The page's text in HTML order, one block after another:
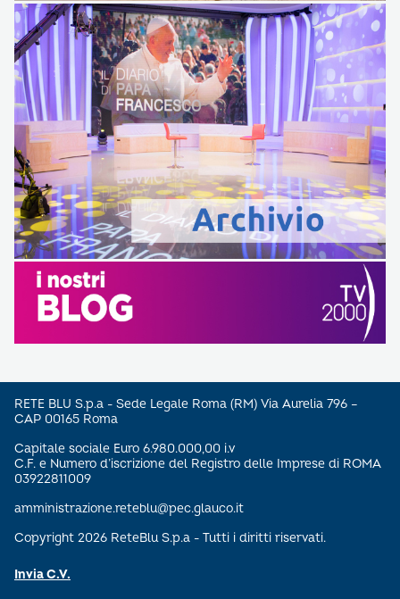
RETE BLU S.p.a - Sede Legale Roma (RM) Via Aurelia 796 –
CAP 00165 Roma
Capitale sociale Euro 6.980.000,00 i.v
C.F. e Numero d’iscrizione del Registro delle Imprese di ROMA
03922811009
amministrazione.reteblu@pec.glauco.it
Copyright 2026 ReteBlu S.p.a - Tutti i diritti riservati.
Invia C.V.